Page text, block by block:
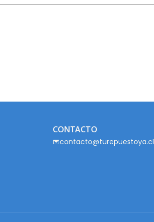
CONTACTO
contacto@turepuestoya.cl